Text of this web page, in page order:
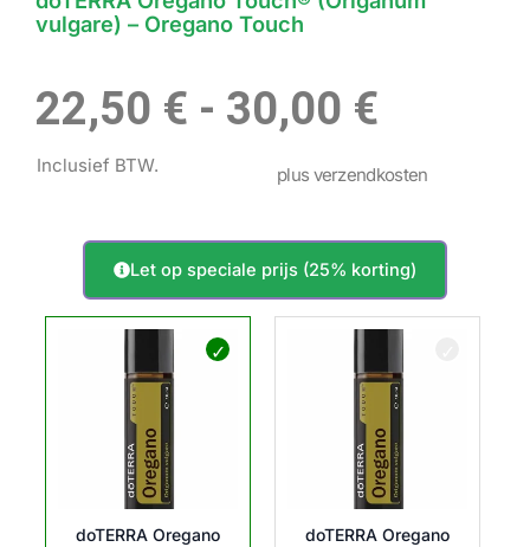
vulgare) – Oregano Touch
22,50 € - 30,00 €
22,50 €
tot
30,00 €
Inclusief BTW. plus verzendkosten
Let op speciale prijs (25% korting)
doTERRA Oregano
doTERRA Oregano
(Origanum